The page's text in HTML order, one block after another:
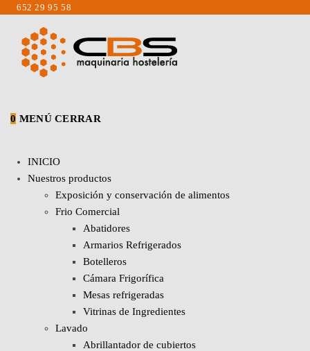
Saltar
contenido
652 29 95 58
0 MENÚ CERRAR
INICIO
Nuestros productos
Exposición y conservación de alimentos
Frio Comercial
Abatidores
Armarios Refrigerados
Botelleros
Cámara Frigorífica
Mesas refrigeradas
Vitrinas de Ingredientes
Lavado
Abrillantador de cubiertos